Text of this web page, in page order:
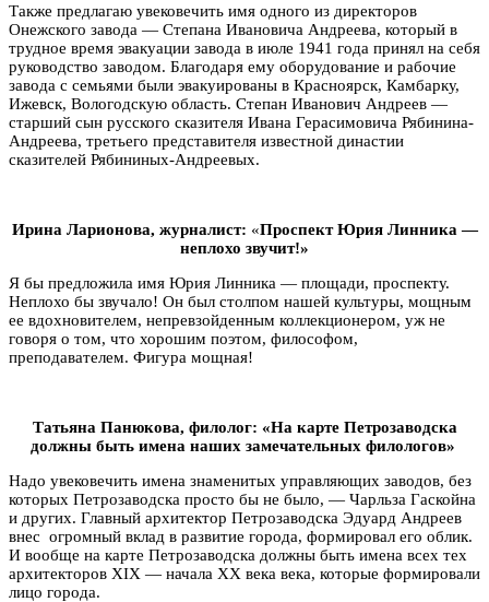
Также предлагаю увековечить имя одного из директоров
Онежского завода — Степана Ивановича Андреева, который в
трудное время эвакуации завода в июле 1941 года принял на себя
руководство заводом. Благодаря ему оборудование и рабочие
завода с семьями были эвакуированы в Красноярск, Камбарку,
Ижевск, Вологодскую область. Степан Иванович Андреев —
старший сын русского сказителя Ивана Герасимовича Рябинина-
Андреева, третьего представителя известной династии
сказителей Рябининых-Андреевых.
Ирина Ларионова, журналист: «Проспект Юрия Линника —
неплохо звучит!»
Я бы предложила имя Юрия Линника — площади, проспекту.
Неплохо бы звучало! Он был столпом нашей культуры, мощным
ее вдохновителем, непревзойденным коллекционером, уж не
говоря о том, что хорошим поэтом, философом,
преподавателем. Фигура мощная!
Татьяна Панюкова, филолог: «На карте Петрозаводска
должны быть имена наших замечательных филологов»
Надо увековечить имена знаменитых управляющих заводов, без
которых Петрозаводска просто бы не было, — Чарльза Гаскойна
и других. Главный архитектор Петрозаводска Эдуард Андреев
внес огромный вклад в развитие города, формировал его облик.
И вообще на карте Петрозаводска должны быть имена всех тех
архитекторов XIX — начала XX века века, которые формировали
лицо города.